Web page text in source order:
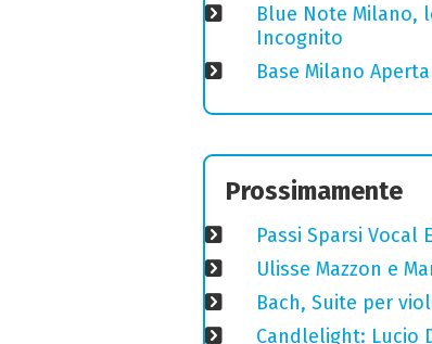
Blue Note Milano,
Incognito
Base Milano
Prossimamente
Passi Sparsi
Ulisse Mazzon e
Bach, Suite per
Candlelight: Lucio